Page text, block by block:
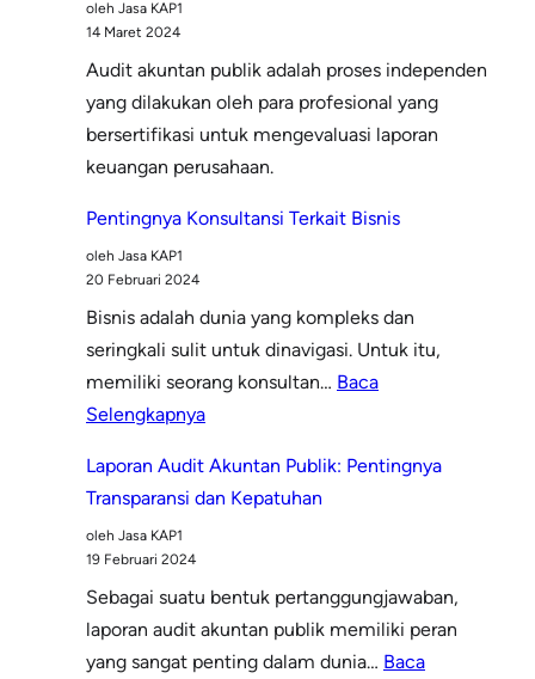
oleh Jasa KAP1
14 Maret 2024
Audit akuntan publik adalah proses independen
yang dilakukan oleh para profesional yang
bersertifikasi untuk mengevaluasi laporan
keuangan perusahaan.
Pentingnya Konsultansi Terkait Bisnis
oleh Jasa KAP1
20 Februari 2024
Bisnis adalah dunia yang kompleks dan
seringkali sulit untuk dinavigasi. Untuk itu,
memiliki seorang konsultan… Baca
Selengkapnya:
Konsultansi
Terkait
Laporan Audit Akuntan Publik: Pentingnya
Transparansi dan Kepatuhan
oleh Jasa KAP1
19 Februari 2024
Sebagai suatu bentuk pertanggungjawaban,
laporan audit akuntan publik memiliki peran
yang sangat penting dalam dunia… Baca